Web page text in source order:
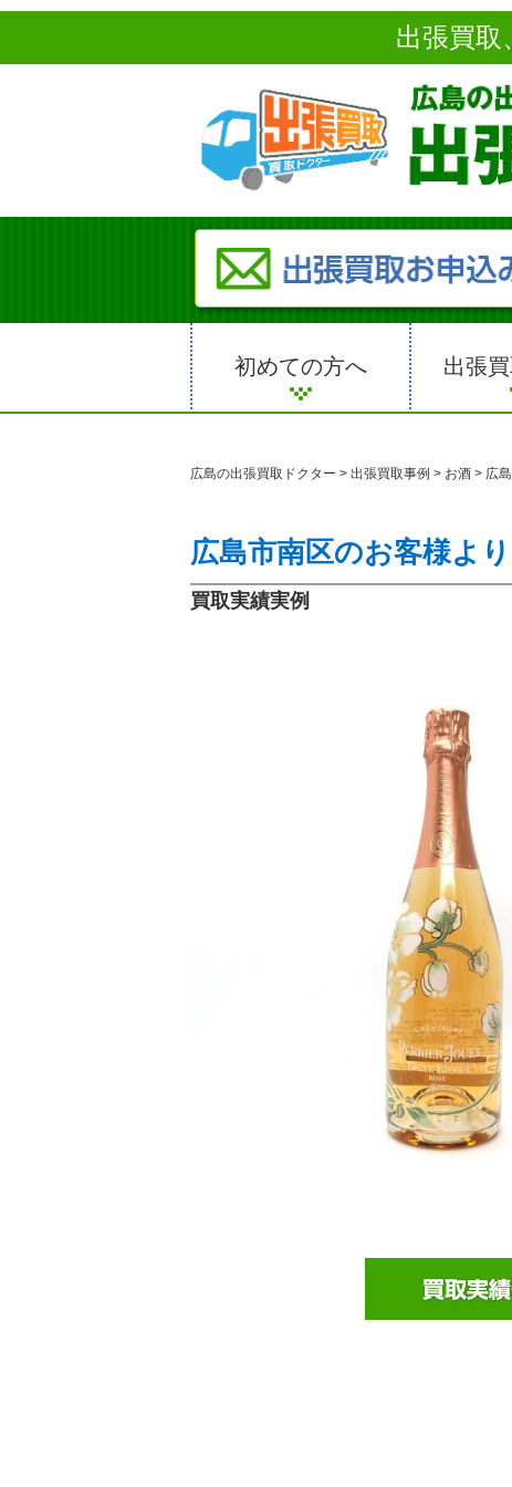
出張買取
初めての方へ 出張
広島の出張買取ドクター > 出張買取事例 > お酒 > 広
広島市南区のお客様よ
買取実績実例